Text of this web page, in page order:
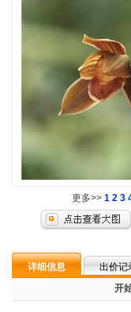
更多>> 1 2 3
详细信息 出价记
开